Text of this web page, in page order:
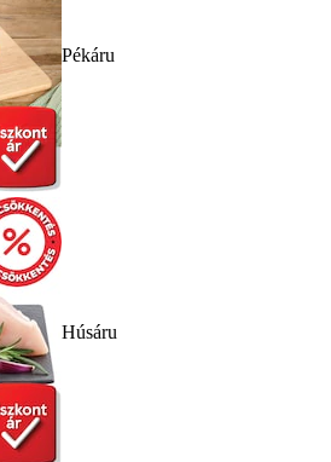
Pékáru
Húsáru